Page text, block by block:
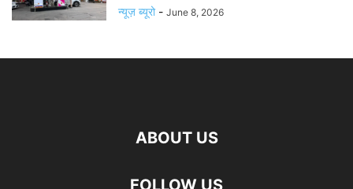
न्यूज़ ब्यूरो - June 8, 2026
ABOUT US
FOLLOW US